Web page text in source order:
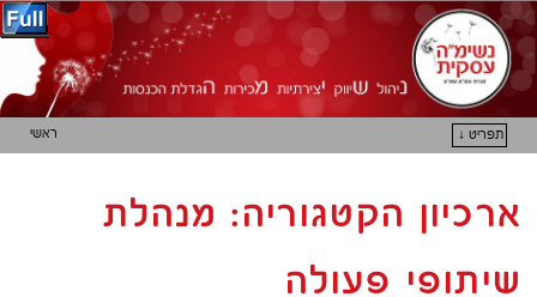
ראשי
תפריט ↓
ארכיון הקטגוריה: מנהלת
שיתופי פעולה